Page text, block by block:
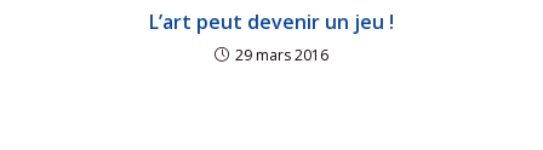
L’art peut devenir un jeu !
29 mars 2016